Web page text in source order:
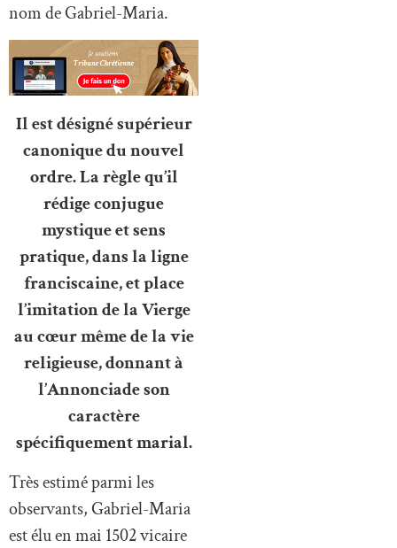
nom de Gabriel-Maria.
Il est désigné supérieur
canonique du nouvel
ordre. La règle qu’il
rédige conjugue
mystique et sens
pratique, dans la ligne
franciscaine, et place
l’imitation de la Vierge
au cœur même de la vie
religieuse, donnant à
l’Annonciade son
caractère
spécifiquement marial.
Très estimé parmi les
observants, Gabriel-Maria
est élu en mai 1502 vicaire